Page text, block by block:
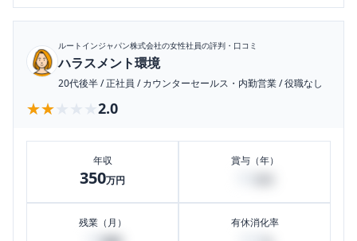
ルートインジャパン株式会社の女性社員の評判・口コミ
ハラスメント環境
20代後半/正社員 /カウンターセールス・内勤営業/役職なし
★★★★★
★★★★★ 2.0
年収
350万円
賞与（年）
残業（月） 有休消化率